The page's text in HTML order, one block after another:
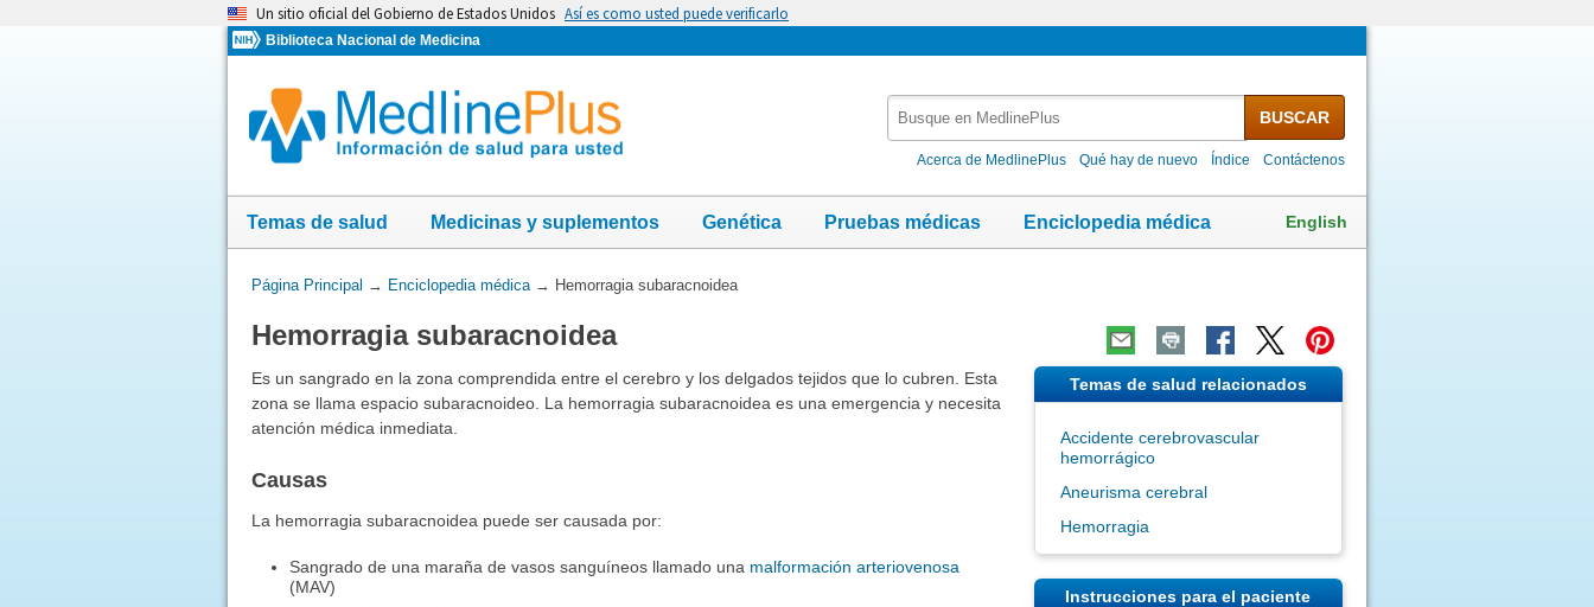
Un sitio oficial del Gobierno de Estados Unidos Así es como usted puede verificarlo
Biblioteca Nacional de Medicina
MedlinePlus
BUSCAR
Acerca de MedlinePlus Qué hay de nuevo Índice Contáctenos
Temas de salud Medicinas y suplementos Genética Pruebas médicas Enciclopedia médica English
Usted
aquí:
Página Principal → Enciclopedia médica→ Hemorragia subaracnoidea
Hemorragia subaracnoidea
Es un sangrado en la zona comprendida entre el cerebro y los delgados tejidos que lo cubren. Esta
zona se llama espacio subaracnoideo. La hemorragia subaracnoidea es una emergencia y necesita
atención médica inmediata.
Causas
La hemorragia subaracnoidea puede ser causada por:
Sangrado de una maraña de vasos sanguíneos llamado una malformación arteriovenosa
(MAV)
Temas de salud relacionados
Accidente cerebrovascular
hemorrágico
Aneurisma cerebral
Hemorragia
Instrucciones para el paciente